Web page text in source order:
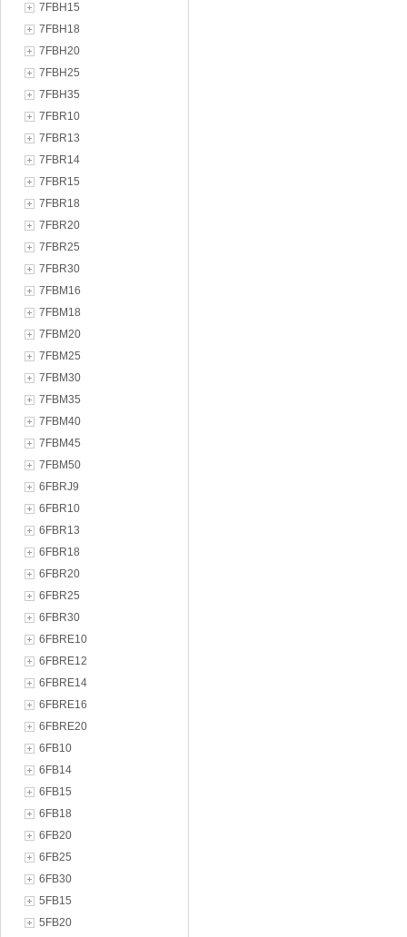
7FBH15
7FBH18
7FBH20
7FBH25
7FBH35
7FBR10
7FBR13
7FBR14
7FBR15
7FBR18
7FBR20
7FBR25
7FBR30
7FBM16
7FBM18
7FBM20
7FBM25
7FBM30
7FBM35
7FBM40
7FBM45
7FBM50
6FBRJ9
6FBR10
6FBR13
6FBR18
6FBR20
6FBR25
6FBR30
6FBRE10
6FBRE12
6FBRE14
6FBRE16
6FBRE20
6FB10
6FB14
6FB15
6FB18
6FB20
6FB25
6FB30
5FB15
5FB20